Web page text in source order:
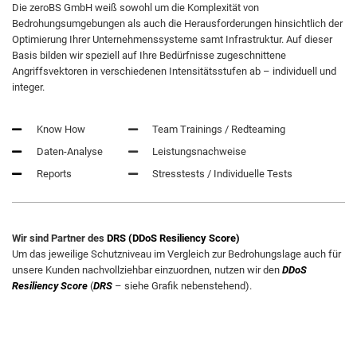
Die zeroBS GmbH weiß sowohl um die Komplexität von
Bedrohungsumgebungen als auch die Herausforderungen hinsichtlich der
Optimierung Ihrer Unternehmenssysteme samt Infrastruktur. Auf dieser
Basis bilden wir speziell auf Ihre Bedürfnisse zugeschnittene
Angriffsvektoren in verschiedenen Intensitätsstufen ab – individuell und
integer.
Know How
Daten-Analyse
Reports
Team Trainings / Redteaming
Leistungsnachweise
Stresstests / Individuelle Tests
Wir sind Partner des DRS (DDoS Resiliency Score)
Um das jeweilige Schutzniveau im Vergleich zur Bedrohungslage auch für
unsere Kunden nachvollziehbar einzuordnen, nutzen wir den DDoS
Resiliency Score (DRS – siehe Grafik nebenstehend).